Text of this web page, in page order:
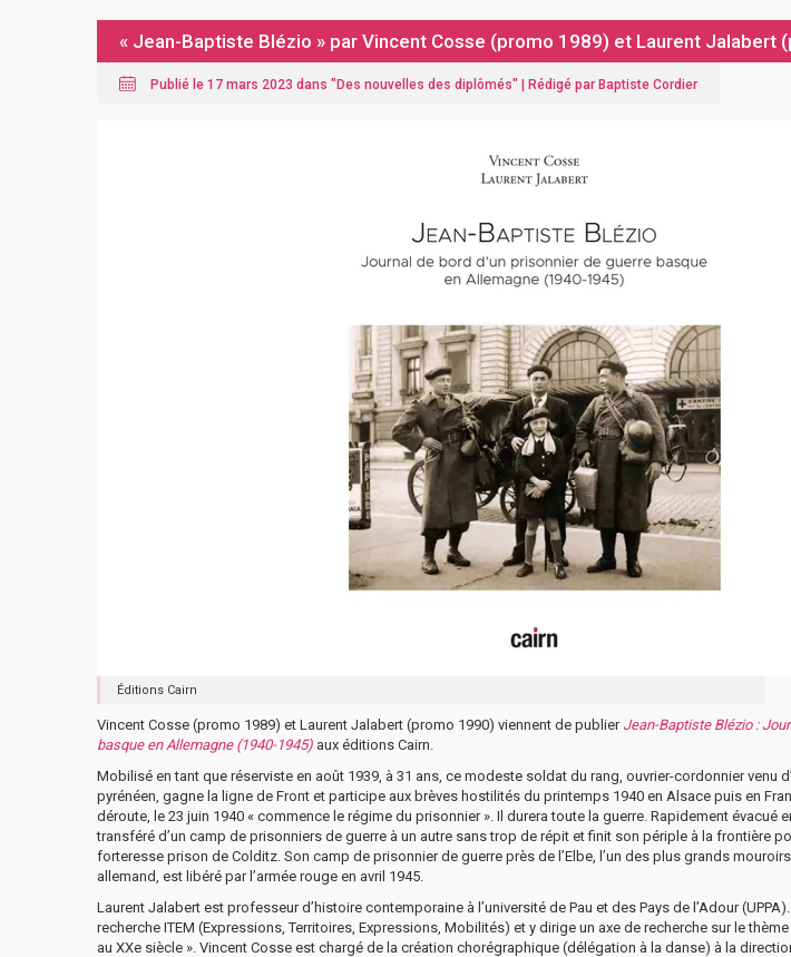
« Jean-Baptiste Blézio » par Vincent Cosse (promo 1989) et Laurent Jalabert
Publié le 17 mars 2023 dans "Des nouvelles des diplômés" | Rédigé par Baptiste Cordier
Éditions Cairn
Vincent Cosse (promo 1989) et Laurent Jalabert (promo 1990) viennent de publier Jean-Baptiste Blézio :
basque en Allemagne (1940-1945) aux éditions Cairn.
Mobilisé en tant que réserviste en août 1939, à 31 ans, ce modeste soldat du rang, ouvrier-cordonnier venu
pyrénéen, gagne la ligne de Front et participe aux brèves hostilités du printemps 1940 en Alsace puis en
déroute, le 23 juin 1940 « commence le régime du prisonnier ». Il durera toute la guerre. Rapidement évacué
transféré d’un camp de prisonniers de guerre à un autre sans trop de répit et finit son périple à la frontière
forteresse prison de Colditz. Son camp de prisonnier de guerre près de l’Elbe, l’un des plus grands
allemand, est libéré par l’armée rouge en avril 1945.
Laurent Jalabert est professeur d’histoire contemporaine à l’université de Pau et des Pays de l’Adour
recherche ITEM (Expressions, Territoires, Expressions, Mobilités) et y dirige un axe de recherche sur le
au XXe siècle ». Vincent Cosse est chargé de la création chorégraphique (délégation à la danse) à la